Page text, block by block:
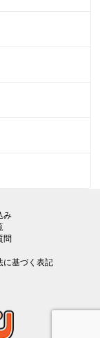
み
問
に基づく表記